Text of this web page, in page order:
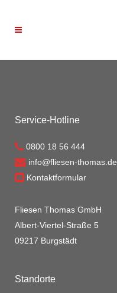
Service-Hotline
0800 18 56 444
info@fliesen-thomas.de
Kontaktformular
Fliesen Thomas GmbH
Albert-Viertel-Straße 5
09217 Burgstädt
Standorte